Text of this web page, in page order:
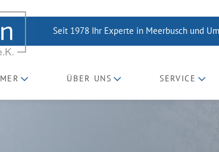
Seit 1978 Ihr Experte in Meerbusch und
ÜBER UNS SERVICE